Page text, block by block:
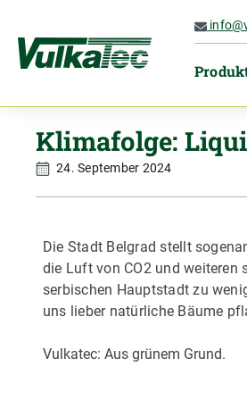
Zur Hauptnavigation springen
Klimafolge:
24. September 2024
Die Stadt Belgrad stellt
die Luft von CO2 und weiteren
serbischen Hauptstadt zu
uns lieber natürliche Bäume
Vulkatec: Aus grünem Grund.